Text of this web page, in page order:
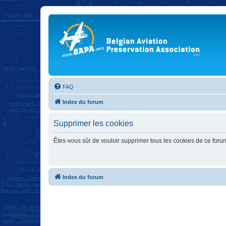
FAQ
Index du forum
Supprimer les cookies
Êtes-vous sûr de vouloir supprimer tous les cookies de ce
Index du forum